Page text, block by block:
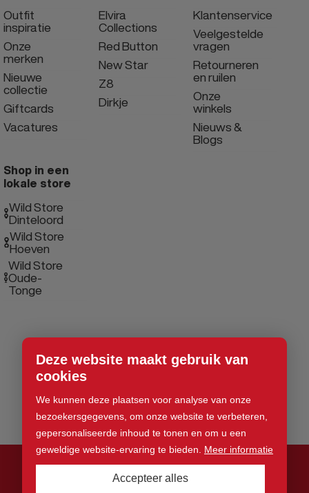
Deze website maakt gebruik van
cookies
We kunnen deze plaatsen voor analyse van onze
bezoekersgegevens, om onze website te verbeteren,
gepersonaliseerde inhoud te tonen en om u een
geweldige website-ervaring te bieden. Meer informatie
Accepteer alles
Outfit
inspiratie
Onze
merken
Nieuwe
collectie
Giftcards
Vacatures
Elvira
Collections
Red Button
New Star
Z8
Dirkje
Klantenservice
Veelgestelde
vragen
Retourneren
en ruilen
Onze
winkels
Nieuws &
Blogs
Shop in een
lokale store
Wild Store
Dinteloord
Wild Store
Hoeven
Wild Store
Oude-
Tonge
© 2026 Wild Store. Alle rechten voorbehouden